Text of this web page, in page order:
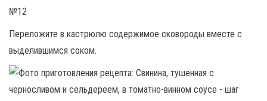
Переложите в кастрюлю содержимое сковороды вместе с
выделившимся соком.